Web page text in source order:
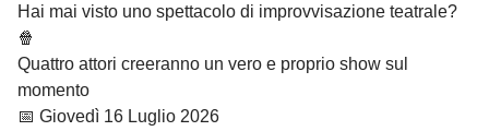
Hai mai visto uno spettacolo di improvvisazione teatrale?
🍿
Quattro attori creeranno un vero e proprio show sul
momento
📅 Giovedì 16 Luglio 2026